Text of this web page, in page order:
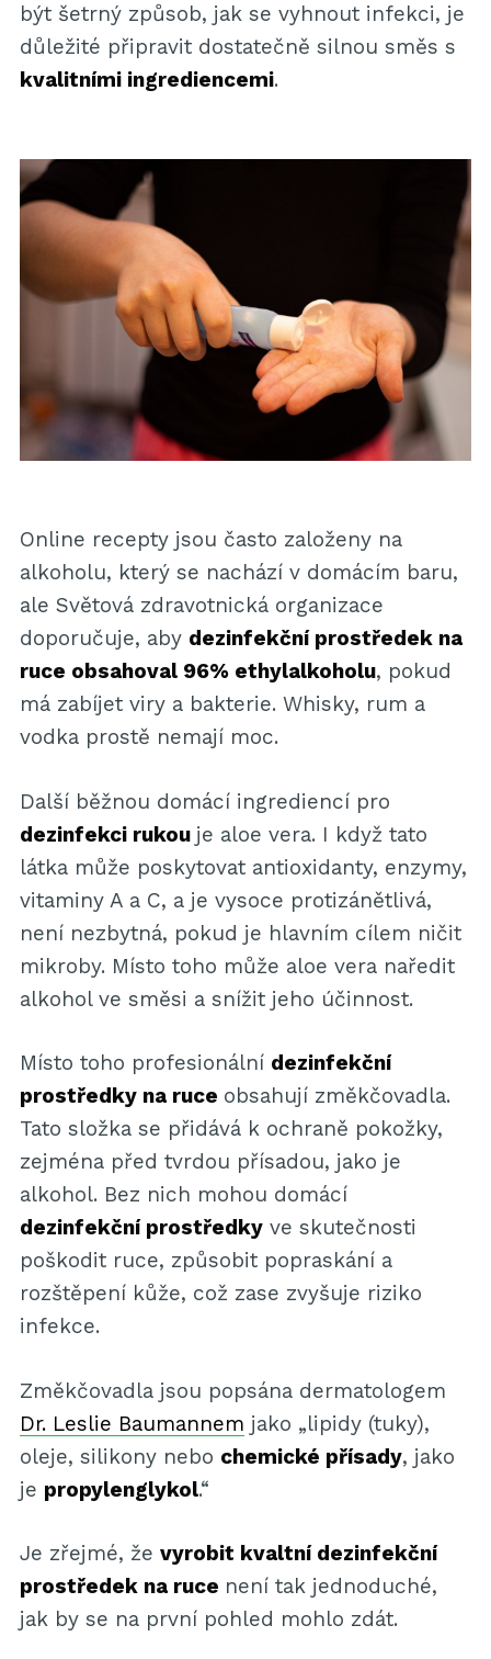
být šetrný způsob, jak se vyhnout infekci, je
důležité připravit dostatečně silnou směs s
kvalitními ingrediencemi.
Online recepty jsou často založeny na
alkoholu, který se nachází v domácím baru,
ale Světová zdravotnická organizace
doporučuje, aby dezinfekční prostředek na
ruce obsahoval 96% ethylalkoholu, pokud
má zabíjet viry a bakterie. Whisky, rum a
vodka prostě nemají moc.
Další běžnou domácí ingrediencí pro
dezinfekci rukou je aloe vera. I když tato
látka může poskytovat antioxidanty, enzymy,
vitaminy A a C, a je vysoce protizánětlivá,
není nezbytná, pokud je hlavním cílem ničit
mikroby. Místo toho může aloe vera naředit
alkohol ve směsi a snížit jeho účinnost.
Místo toho profesionální dezinfekční
prostředky na ruce obsahují změkčovadla.
Tato složka se přidává k ochraně pokožky,
zejména před tvrdou přísadou, jako je
alkohol. Bez nich mohou domácí
dezinfekční prostředkyve skutečnosti
poškodit ruce, způsobit popraskání a
rozštěpení kůže, což zase zvyšuje riziko
infekce.
Změkčovadla jsou popsána dermatologem
Dr. Leslie Baumannem jako „lipidy (tuky),
oleje, silikony nebo chemické přísady, jako
je propylenglykol.“
Je zřejmé, že vyrobit kvaltní dezinfekční
prostředek na ruce není tak jednoduché,
jak by se na první pohled mohlo zdát.